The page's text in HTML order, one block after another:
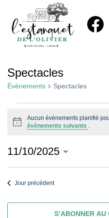
contenu
Spectacles
Évènements Spectacles
Évènements
For
11
Octobre,
2025
Notice
Aucun évènements planifié
évènements suivants .
11/10/2025
Sélectionnez
uneJour précédent
S’ABONNER